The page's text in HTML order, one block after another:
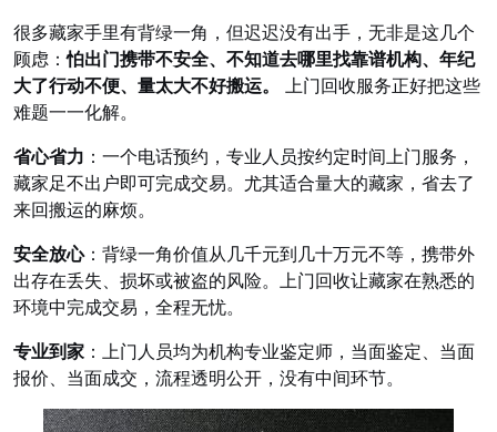
很多藏家手里有背绿一角，但迟迟没有出手，无非是这几个
顾虑：怕出门携带不安全、不知道去哪里找靠谱机构、年纪
大了行动不便、量太大不好搬运。
上门回收服务正好把这些
难题一一化解。
省心省力 ：一个电话预约，专业人员按约定时间上门服务，
藏家足不出户即可完成交易。尤其适合量大的藏家，省去了
来回搬运的麻烦。
安全放心：背绿一角价值从几千元到几十万元不等，携带外
出存在丢失、损坏或被盗的风险。上门回收让藏家在熟悉的
环境中完成交易，全程无忧。
专业到家 ：上门人员均为机构专业鉴定师，当面鉴定、当面
报价、当面成交，流程透明公开，没有中间环节。